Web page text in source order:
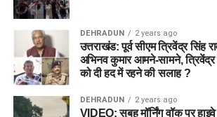
DEHRADUN 2 years ago
उत्तराखंड: पूर्व सीएम त्रिवेंद्र सिंह
अभिनव कुमार आमने-सामने,
को दी हद में रहने की सलाह ?
DEHRADUN 2 years ago
VIDEO: सुबह मॉर्निंग वॉक पर हाइवे